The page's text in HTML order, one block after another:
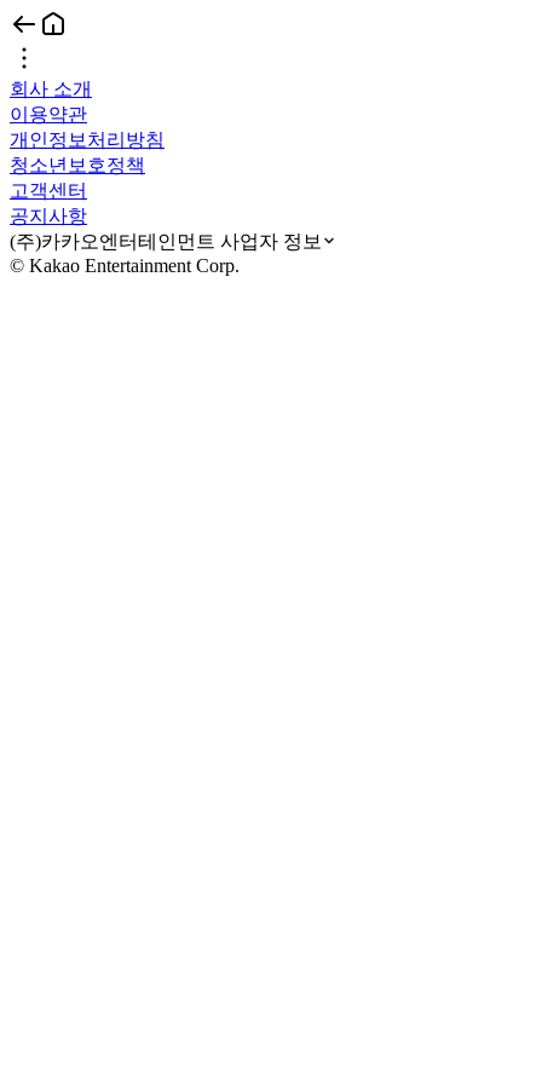
회사 소개
이용약관
개인정보처리방침
청소년보호정책
고객센터
공지사항
(주)카카오엔터테인먼트 사업자 정보
© Kakao Entertainment Corp.